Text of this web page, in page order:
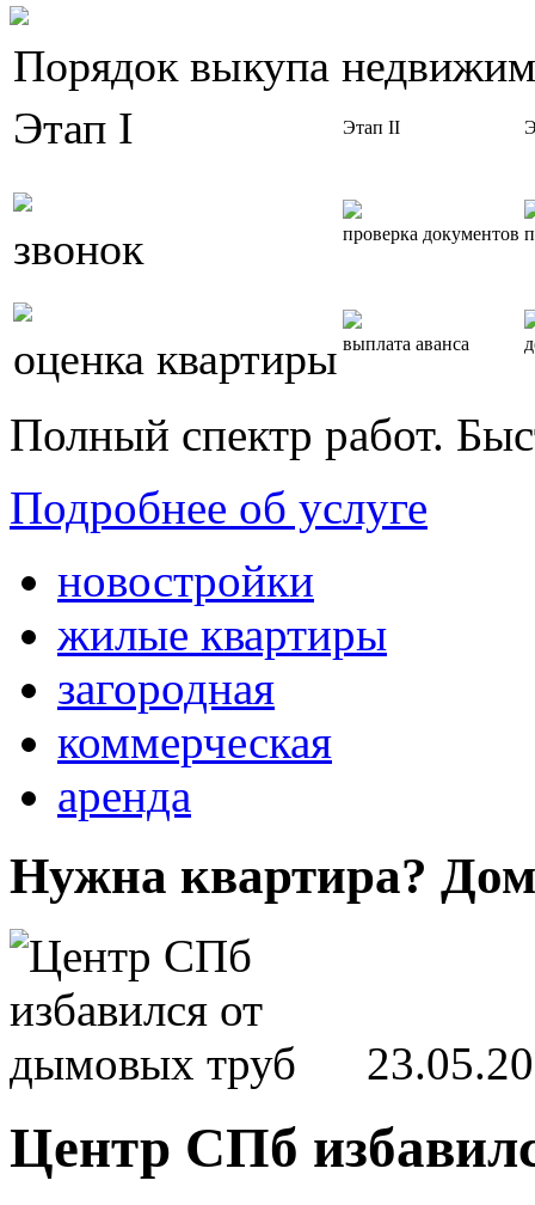
Порядок выкупа
Этап I
Этап II
звонок проверка документов
оценка квартиры выплата аванса
Полный спектр работ.
Подробнее об услуге
новостройки
жилые квартиры
загородная
коммерческая
аренда
Нужна квартира?
Центр СПб